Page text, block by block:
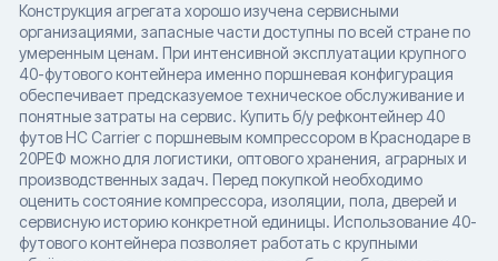
Конструкция агрегата хорошо изучена сервисными
организациями, запасные части доступны по всей стране по
умеренным ценам. При интенсивной эксплуатации крупного
40-футового контейнера именно поршневая конфигурация
обеспечивает предсказуемое техническое обслуживание и
понятные затраты на сервис. Купить б/у рефконтейнер 40
футов HC Carrier с поршневым компрессором в Краснодаре в
20РЕФ можно для логистики, оптового хранения, аграрных и
производственных задач. Перед покупкой необходимо
оценить состояние компрессора, изоляции, пола, дверей и
сервисную историю конкретной единицы. Использование 40-
футового контейнера позволяет работать с крупными